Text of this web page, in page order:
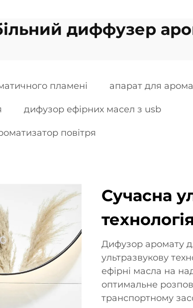
диффузер
пламені апарат для
дифузор ефірних масел з usb
повітря
Сучасна
технологія
Дифузор аромату
ультразвукову
ефірні масла на
оптимальне
транспортному